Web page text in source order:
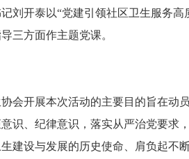
刘开泰以“党建引领社区卫生服务
三方面作主题党课。
会开展本次活动的主要目的旨在动
识、纪律意识，落实从严治党要求
建设与发展的历史使命、肩负起不